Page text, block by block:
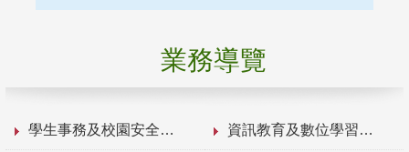
業務導覽
學生事務及校園安全 資訊教育及數位學習